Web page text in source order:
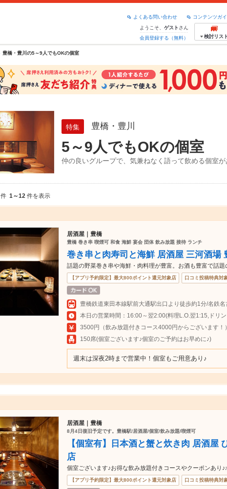
コンテンツガ
よくある問い合わせ
ようこそ、 ゲスト さん
会員登録する（無料）
検討リスト
豊橋・豊川の5～9人でもOKの個室
特集 豊橋・豊川
5～9人でもOKの個室
仲の良いグループで、気兼ねなく語って飲める個室
件 1～12 件を表示
居酒屋｜豊橋
豊橋 巻き串 喫煙可 和食 海鮮 宴会 団体 飲み放題 接待 ランチ
巻き串と肉寿司と海鮮 居酒屋 三河酒場
話題の野菜巻き串や海鮮・肉料理が豊富。お酒も豊富で話題
【アプリ予約限定】最大800ポイント還元対象店 口コミ投稿特典対
本日の営業時間：16:00～翌2:00(料理L.O.翌1:15,ドリ
3500円（飲み放題付きコース4000円からございます！）
150席(個室ございます♪個室のご予約はお早めに♪)
週末は深夜2時まで営業中！個室もご用意あり♪
居酒屋｜豊橋
8月4日復旧予定です。豊橋駅/居酒屋/個室/飲み放題/喫煙可
【個室有】日本酒と蟹と炊き肉 居酒屋
店
個室ございます♪お得な飲み放題付きコースやクーポンあり
【アプリ予約限定】最大800ポイント還元対象店 口コミ投稿特典対